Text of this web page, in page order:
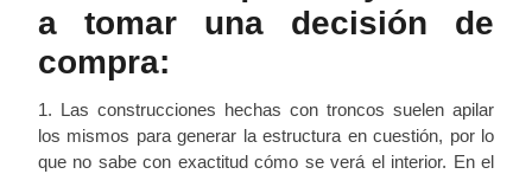
a tomar una decisión de
compra:
1. Las construcciones hechas con troncos suelen apilar
los mismos para generar la estructura en cuestión, por lo
que no sabe con exactitud cómo se verá el interior. En el